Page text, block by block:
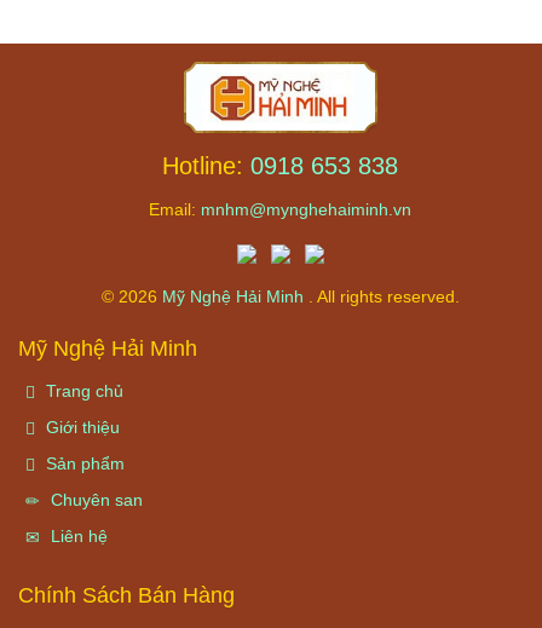
Hotline: 0918 653 838
Email: mnhm@mynghehaiminh.vn
© 2026 Mỹ Nghệ Hải Minh . All rights reserved.
Mỹ Nghệ Hải Minh
Trang chủ
Giới thiệu
Sản phẩm
Chuyên san
Liên hệ
Chính Sách Bán Hàng